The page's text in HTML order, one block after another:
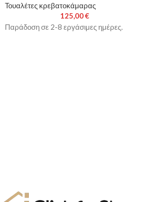
Τουαλέτες κρεβατοκάμαρας
125,00€
Παράδοση σε 2-8 εργάσιμες ημέρες.